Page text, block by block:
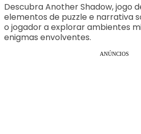
Descubra Another Shadow, jogo
elementos de puzzle e narrativa
o jogador a explorar ambientes
enigmas envolventes.
ANÚNCIOS